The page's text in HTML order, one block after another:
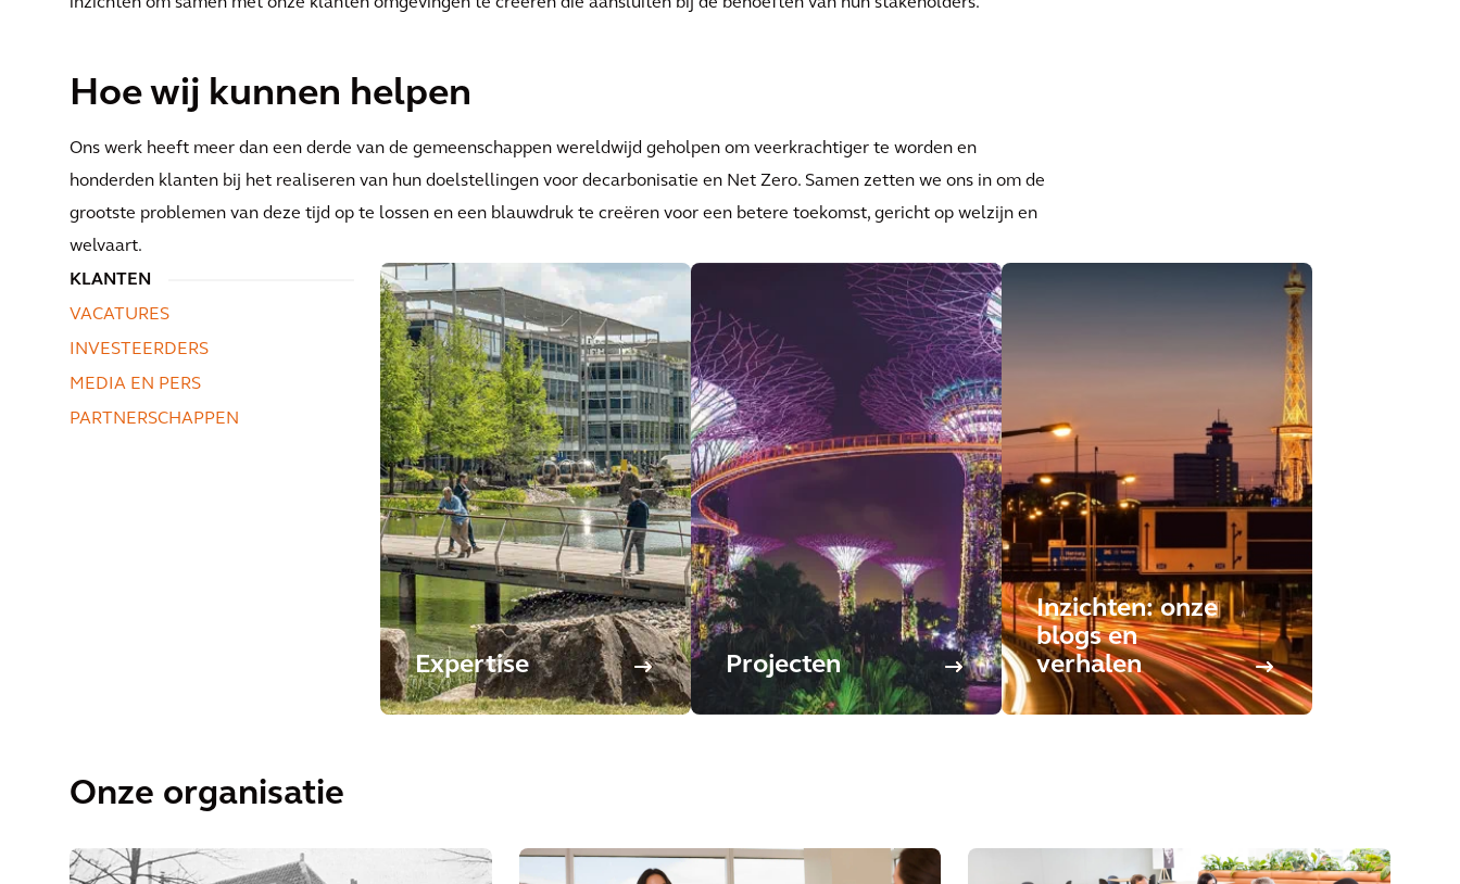
Hoe wij kunnen helpen
Ons werk heeft meer dan een derde van de gemeenschappen wereldwijd geholpen om veerkrachtiger te worden en
honderden klanten bij het realiseren van hun doelstellingen voor decarbonisatie en Net Zero. Samen zetten we ons in om de
grootste problemen van deze tijd op te lossen en een blauwdruk te creëren voor een betere toekomst, gericht op welzijn en
welvaart.
KLANTEN
VACATURES
INVESTEERDERS
MEDIA EN PERS
PARTNERSCHAPPEN
Expertise Projecten
Inzichten: onze
blogs en
verhalen
Onze organisatie